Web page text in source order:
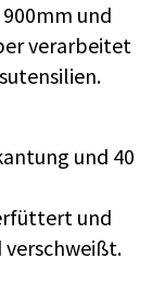
und
verarbeitet
und 40
und
verschweißt.